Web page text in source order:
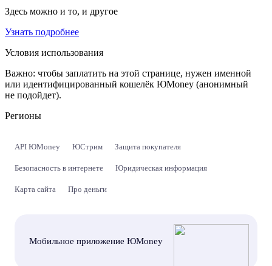
Здесь можно и то, и другое
Узнать подробнее
Условия использования
Важно: чтобы заплатить на этой странице, нужен именной
или идентифицированный кошелёк ЮMoney (анонимный
не подойдет).
Регионы
API ЮMoney ЮСтрим Защита покупателя
Безопасность в интернете Юридическая информация
Карта сайта Про деньги
Мобильное приложение ЮMoney